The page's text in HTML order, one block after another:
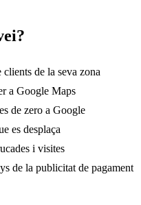
de la seva zona
a Google Maps
de zero a Google
es desplaça
i visites
de la publicitat de pagament